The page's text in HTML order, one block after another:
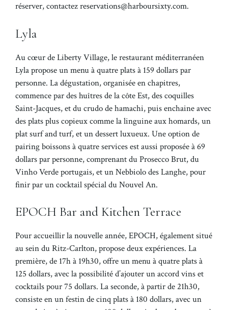
réserver, contactez reservations@harboursixty.com.
Lyla
Au cœur de Liberty Village, le restaurant méditerranéen
Lyla propose un menu à quatre plats à 159 dollars par
personne. La dégustation, organisée en chapitres,
commence par des huîtres de la côte Est, des coquilles
Saint-Jacques, et du crudo de hamachi, puis enchaine avec
des plats plus copieux comme la linguine aux homards, un
plat surf and turf, et un dessert luxueux. Une option de
pairing boissons à quatre services est aussi proposée à 69
dollars par personne, comprenant du Prosecco Brut, du
Vinho Verde portugais, et un Nebbiolo des Langhe, pour
finir par un cocktail spécial du Nouvel An.
EPOCH Bar and Kitchen Terrace
Pour accueillir la nouvelle année, EPOCH, également situé
au sein du Ritz-Carlton, propose deux expériences. La
première, de 17h à 19h30, offre un menu à quatre plats à
125 dollars, avec la possibilité d’ajouter un accord vins et
cocktails pour 75 dollars. La seconde, à partir de 21h30,
consiste en un festin de cinq plats à 180 dollars, avec un